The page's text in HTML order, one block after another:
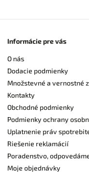
Informácie pre vás
O nás
Dodacie podmienky
Množstevné a vernostné
Kontakty
Obchodné podmienky
Podmienky ochrany
Uplatnenie práv
Riešenie reklamácií
Poradenstvo,
Moje objednávky